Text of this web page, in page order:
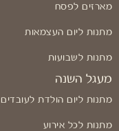
מארזים לפסח
מתנות ליום העצמאות
מתנות לשבועות
מעגל השנה
מתנות ליום הולדת לעובדים
מתנות לכל אירוע